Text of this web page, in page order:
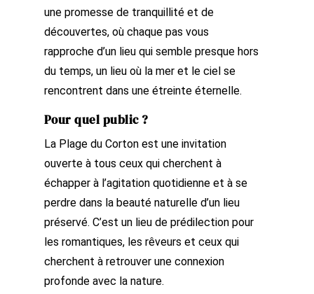
une promesse de tranquillité et de
découvertes, où chaque pas vous
rapproche d’un lieu qui semble presque hors
du temps, un lieu où la mer et le ciel se
rencontrent dans une étreinte éternelle.
Pour quel public ?
La Plage du Corton est une invitation
ouverte à tous ceux qui cherchent à
échapper à l’agitation quotidienne et à se
perdre dans la beauté naturelle d’un lieu
préservé. C’est un lieu de prédilection pour
les romantiques, les rêveurs et ceux qui
cherchent à retrouver une connexion
profonde avec la nature.